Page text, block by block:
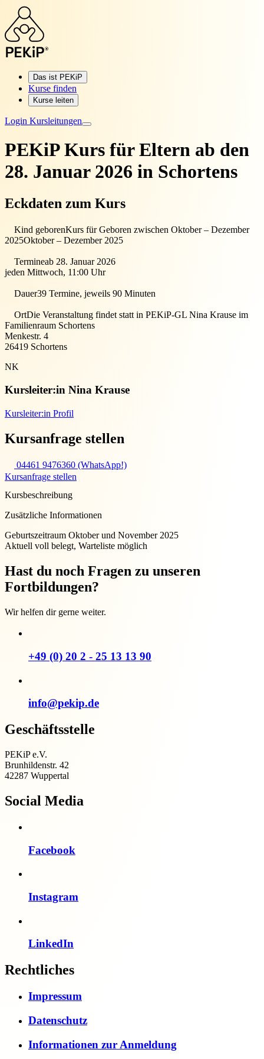
Das ist PEKiP
Kurse finden
Kurse leiten
Login Kursleitungen
PEKiP Kurs für Eltern ab den
28. Januar 2026 in Schortens
Eckdaten zum Kurs
Kind geborenKurs für Geboren zwischen Oktober – Dezember
2025Oktober – Dezember 2025
Termineab 28. Januar 2026
jeden Mittwoch, 11:00 Uhr
Dauer39 Termine, jeweils 90 Minuten
OrtDie Veranstaltung findet statt in PEKiP-GL Nina Krause im
Familienraum Schortens
Menkestr. 4
26419 Schortens
NK
Kursleiter:in Nina Krause
Kursleiter:in Profil
Kursanfrage stellen
04461 9476360 (WhatsApp!)
Kursanfrage stellen
Kursbeschreibung
Zusätzliche Informationen
Geburtszeitraum Oktober und November 2025
Aktuell voll belegt, Warteliste möglich
Hast du noch Fragen zu unseren
Fortbildungen?
Wir helfen dir gerne weiter.
+49 (0) 20 2 - 25 13 13 90
info@pekip.de
Geschäftsstelle
PEKiP e.V.
Brunhildenstr. 42
42287 Wuppertal
Social Media
Facebook
Instagram
LinkedIn
Rechtliches
Impressum
Datenschutz
Informationen zur Anmeldung